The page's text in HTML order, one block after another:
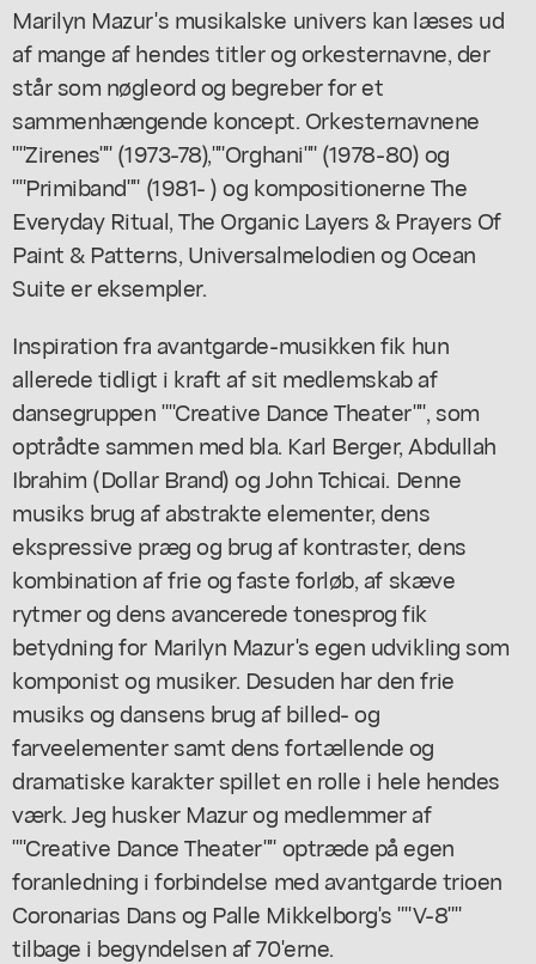
Marilyn Mazur's musikalske univers kan læses ud
af mange af hendes titler og orkesternavne, der
står som nøgleord og begreber for et
sammenhængende koncept. Orkesternavnene
""Zirenes"" (1973-78),""Orghani"" (1978-80) og
""Primiband"" (1981- ) og kompositionerne The
Everyday Ritual, The Organic Layers & Prayers Of
Paint & Patterns, Universalmelodien og Ocean
Suite er eksempler.
Inspiration fra avantgarde-musikken fik hun
allerede tidligt i kraft af sit medlemskab af
dansegruppen ""Creative Dance Theater"", som
optrådte sammen med bla. Karl Berger, Abdullah
Ibrahim (Dollar Brand) og John Tchicai. Denne
musiks brug af abstrakte elementer, dens
ekspressive præg og brug af kontraster, dens
kombination af frie og faste forløb, af skæve
rytmer og dens avancerede tonesprog fik
betydning for Marilyn Mazur's egen udvikling som
komponist og musiker. Desuden har den frie
musiks og dansens brug af billed- og
farveelementer samt dens fortællende og
dramatiske karakter spillet en rolle i hele hendes
værk. Jeg husker Mazur og medlemmer af
""Creative Dance Theater"" optræde på egen
foranledning i forbindelse med avantgarde trioen
Coronarias Dans og Palle Mikkelborg's ""V-8""
tilbage i begyndelsen af 70'erne.